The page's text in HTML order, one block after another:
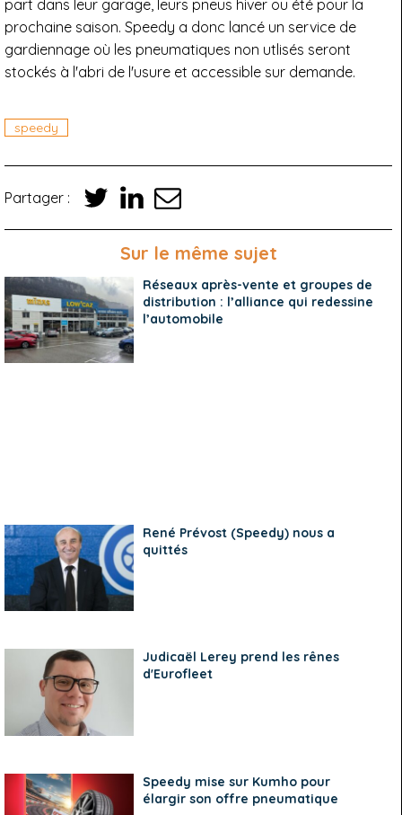
part dans leur garage, leurs pneus hiver ou été pour la
prochaine saison. Speedy a donc lancé un service de
gardiennage où les pneumatiques non utlisés seront
stockés à l'abri de l'usure et accessible sur demande.
speedy
Partager :
Sur le même sujet
Réseaux après-vente et groupes de
distribution : l’alliance qui redessine
l’automobile
René Prévost (Speedy) nous a
quittés
Judicaël Lerey prend les rênes
d'Eurofleet
Speedy mise sur Kumho pour
élargir son offre pneumatique